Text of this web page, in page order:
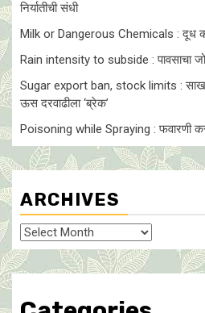
निर्यातीची संधी
Milk or Dangerous Chemicals : दूध
Rain intensity to subside : पावसाचा
Sugar export ban, stock limits : साखर
ऊस दरवाढीला ‘ब्रेक’
Poisoning while Spraying : फवारणी
ARCHIVES
Archives